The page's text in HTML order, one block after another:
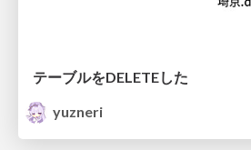
テーブルをDELETEした
yuzneri